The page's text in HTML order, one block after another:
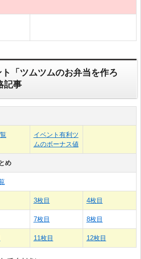
「ツムツムのお弁当を作ろ
記事
イベント有利ツ
ムのボーナス値
め
3枚目 4枚目
7枚目 8枚目
11枚目 12枚目